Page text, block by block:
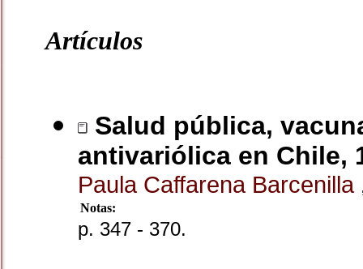
Artículos
Salud pública,
antivariólica en Chile,
Paula Caffarena Barcenilla
Notas:
p. 347 - 370.